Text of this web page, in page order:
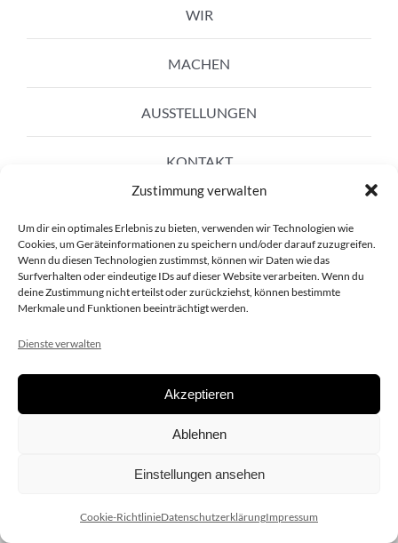
Zustimmung verwalten
Um dir ein optimales Erlebnis zu bieten, verwenden wir Technologien wie
Cookies, um Geräteinformationen zu speichern und/oder darauf zuzugreifen.
Wenn du diesen Technologien zustimmst, können wir Daten wie das
Surfverhalten oder eindeutige IDs auf dieser Website verarbeiten. Wenn du
deine Zustimmung nicht erteilst oder zurückziehst, können bestimmte
Merkmale und Funktionen beeinträchtigt werden.
Dienste verwalten
Akzeptieren
Ablehnen
Einstellungen ansehen
Cookie-RichtlinieDatenschutzerklärungImpressum
WIR
MACHEN
AUSSTELLUNGEN
KONTAKT
Copyright 2020 dieSCHAUsteller.at |Datenschützerklärung|
| Design:www.ARGEntur.at